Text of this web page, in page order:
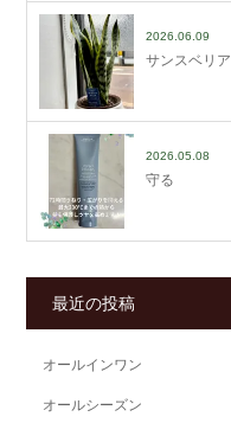
2026.06.09
サンスベリア
2026.05.08
守る
最近の投稿
オールインワン
オールシーズン